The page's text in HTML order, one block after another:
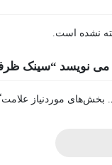
نشده است.
نویسد “سینک
بخش‌های موردنیاز